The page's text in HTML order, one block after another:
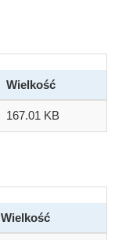
Wielkość
167.01 KB
Wielkość